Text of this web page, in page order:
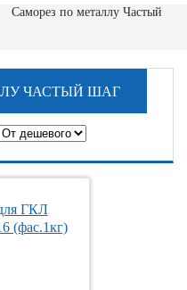
Саморез по металлу Частый
ЧАСТЫЙ ШАГ